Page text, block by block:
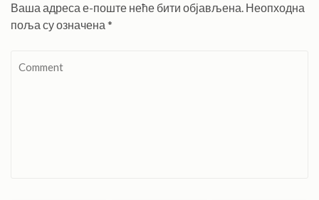
Ваша адреса е-поште неће бити објављена. Неопходна
поља су означена *